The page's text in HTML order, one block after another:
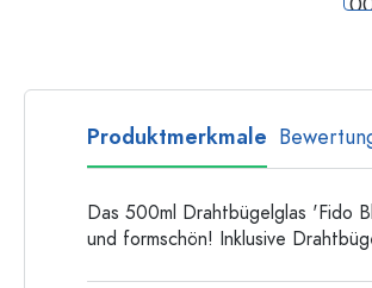
Produktmerkmale
Das 500ml Drahtbügelglas 'Fido
und formschön! Inklusive